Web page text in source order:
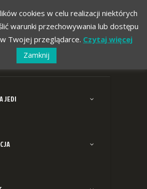
JEDI
cookies w celu realizacji niektórych
warunki przechowywania lub dostępu
Twojej przeglądarce. Czytaj więcej
Zamknij